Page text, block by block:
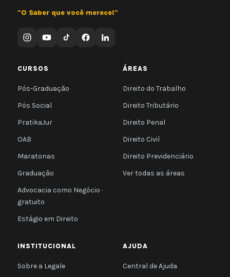
"O Saber que você merece!"
CURSOS
Pós-Graduação
Pós Social
PratikaJur
OAB
Maratonas
Graduação
Advocacia como Negócio ·
gratuito
Estágio em Direito
ÁREAS
Direito do Trabalho
Direito Tributário
Direito Penal
Direito Civil
Direito Previdenciário
Ver todas as áreas
INSTITUCIONAL
Sobre a Legale
AJUDA
Central de Ajuda